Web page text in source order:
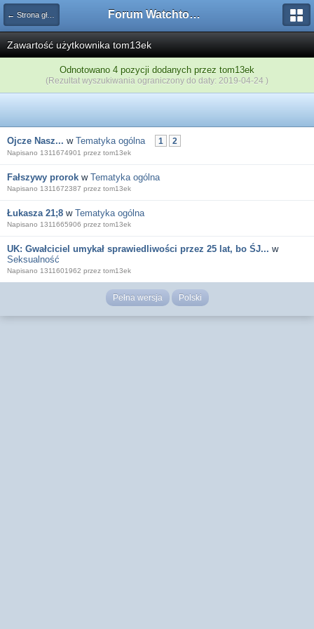
← Strona główna Forum Watchtower
Zawartość użytkownika tom13ek
Odnotowano 4 pozycji dodanych przez tom13ek
(Rezultat wyszukiwania ograniczony do daty: 2019-04-24 )
Ojcze Nasz... w Tematyka ogólna 1 2
Napisano 1311674901 przez tom13ek
Fałszywy prorok w Tematyka ogólna
Napisano 1311672387 przez tom13ek
Łukasza 21;8 w Tematyka ogólna
Napisano 1311665906 przez tom13ek
UK: Gwałciciel umykał sprawiedliwości przez 25 lat, bo ŚJ... w
Seksualność
Napisano 1311601962 przez tom13ek
Pełna wersja Polski